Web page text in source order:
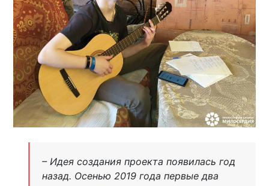
– Идея создания проекта появилась год
назад. Осенью 2019 года первые два